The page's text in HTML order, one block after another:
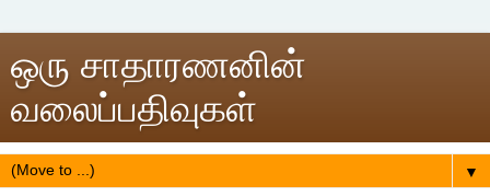
ஒரு சாதாரணனின்
வலைப்பதிவுகள்
▼